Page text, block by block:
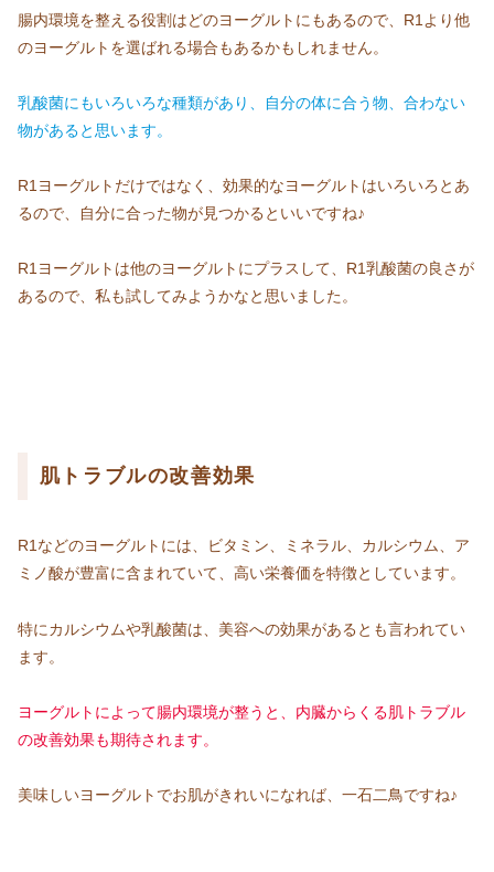
腸内環境を整える役割はどのヨーグルトにもあるので、R1より他
のヨーグルトを選ばれる場合もあるかもしれません。
乳酸菌にもいろいろな種類があり、自分の体に合う物、合わない
物があると思います。
R1ヨーグルトだけではなく、効果的なヨーグルトはいろいろとあ
るので、自分に合った物が見つかるといいですね♪
R1ヨーグルトは他のヨーグルトにプラスして、R1乳酸菌の良さが
あるので、私も試してみようかなと思いました。
肌トラブルの改善効果
R1などのヨーグルトには、ビタミン、ミネラル、カルシウム、ア
ミノ酸が豊富に含まれていて、高い栄養価を特徴としています。
特にカルシウムや乳酸菌は、美容への効果があるとも言われてい
ます。
ヨーグルトによって腸内環境が整うと、内臓からくる肌トラブル
の改善効果も期待されます。
美味しいヨーグルトでお肌がきれいになれば、一石二鳥ですね♪